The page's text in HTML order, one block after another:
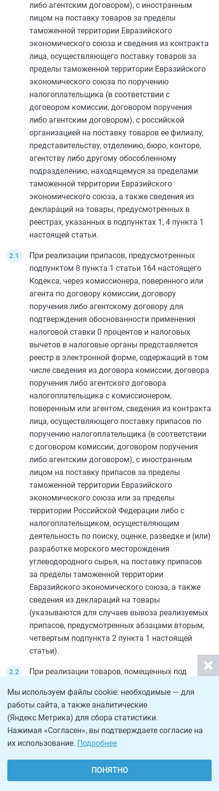
либо агентским договором), с иностранным
лицом на поставку товаров за пределы
таможенной территории Евразийского
экономического союза и сведения из контракта
лица, осуществляющего поставку товаров за
пределы таможенной территории Евразийского
экономического союза по поручению
налогоплательщика (в соответствии с
договором комиссии, договором поручения
либо агентским договором), с российской
организацией на поставку товаров ее филиалу,
представительству, отделению, бюро, конторе,
агентству либо другому обособленному
подразделению, находящемуся за пределами
таможенной территории Евразийского
экономического союза, а также сведения из
деклараций на товары, предусмотренных в
реестрах, указанных в подпунктах 1 , 4 пункта 1
настоящей статьи.
При реализации припасов, предусмотренных
подпунктом 8 пункта 1 статьи 164 настоящего
Кодекса, через комиссионера, поверенного или
агента по договору комиссии, договору
поручения либо агентскому договору для
подтверждения обоснованности применения
налоговой ставки 0 процентов и налоговых
вычетов в налоговые органы представляется
реестр в электронной форме, содержащий в том
числе сведения из договора комиссии, договора
поручения либо агентского договора
налогоплательщика с комиссионером,
поверенным или агентом, сведения из контракта
лица, осуществляющего поставку припасов по
поручению налогоплательщика (в соответствии
с договором комиссии, договором поручения
либо агентским договором), с иностранным
лицом на поставку припасов за пределы
таможенной территории Евразийского
экономического союза или за пределы
территории Российской Федерации либо с
налогоплательщиком, осуществляющим
деятельность по поиску, оценке, разведке и (или)
разработке морского месторождения
углеводородного сырья, на поставку припасов
за пределы таможенной территории
Евразийского экономического союза, а также
сведения из деклараций на товары
(указываются для случаев вывоза реализуемых
припасов, предусмотренных абзацами вторым,
четвертым подпункта 2 пункта 1 настоящей
статьи).
При реализации товаров, помещенных под
зоны, предусмотренных подпунктом 1 пункта 1
статьи 164настоящего Кодекса, через
комиссионера, поверенного или агента по
договору комиссии, договору поручения либо
агентскому договору для подтверждения
обоснованности применения налоговой ставки 0
процентов, а также налоговых вычетов в
Мы используем файлы cookie: необходимые — для
работы сайта, а также аналитические
(Яндекс.Метрика) для сбора статистики.
Нажимая «Согласен», вы подтверждаете согласие на
их использование. Подробнее
ПОНЯТНО